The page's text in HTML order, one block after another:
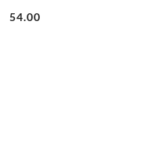
Cena:
54.00